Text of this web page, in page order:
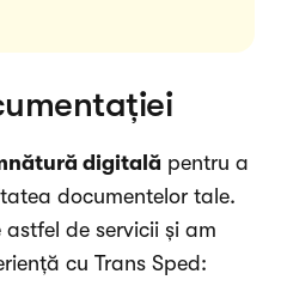
digitală pentru a
documentelor tale.
de servicii și am
cu Trans Sped: